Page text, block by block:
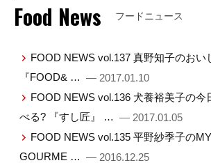
Food News フードニュース
FOOD NEWS vol.137 真野知子のおい
『FOOD& … — 2017.01.10
FOOD NEWS vol.136 犬養裕美子の今
べる? 『すし匠』 … — 2017.01.05
FOOD NEWS vol.135 平野紗季子の
GOURME … — 2016.12.25